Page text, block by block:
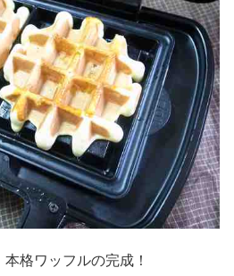
格ワッフルの完成！